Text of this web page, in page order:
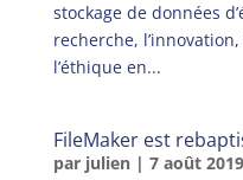
stockage de données
recherche,
l’éthique en...
FileMaker est
par julien| 7 août 2019